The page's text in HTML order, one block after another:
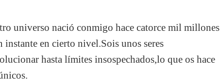
universo nació conmigo hace catorce mil millones
en cierto nivel.Sois unos seres
hasta límites insospechados,lo que os hace